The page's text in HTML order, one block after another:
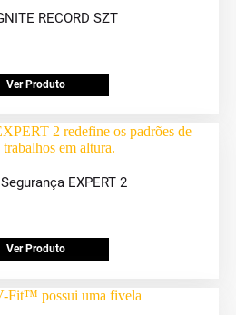
RECORD SZT
Ver Produto
EXPERT 2
Ver Produto